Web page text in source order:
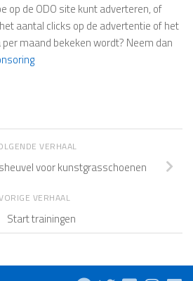
op de ODO site kunt adverteren, of
aantal clicks op de advertentie of het
maand bekeken wordt? Neem dan
VERHAAL
voor kunstgrasschoenen
VERHAAL
Start trainingen